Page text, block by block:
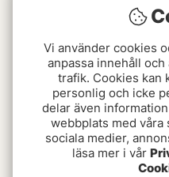
Costa Blackfin Pro Tiger
Shark Green Mirror 580G
2899 kr
Vi använder cookies
anpassa innehåll
trafik. Cookies kan
personlig och icke
delar även
webbplats med
sociala medier,
läsa mer i vår